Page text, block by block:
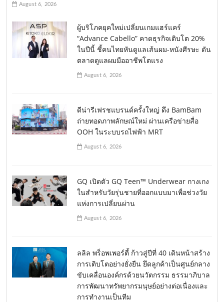
August 6, 2026
ผู้บริโภคยุคใหม่เปลี่ยนเกมแฮร์แคร์
“Advance Cabello” คาดธุรกิจเติบโต 20%
ในปีนี้ ชี้คนไทยหันดูแลเส้นผม-หนังศีรษะ ดัน
ตลาดดูแลผมมืออาชีพโตแรง
August 6, 2026
ดีน่ารีเฟรชแบรนด์ครั้งใหญ่ ดึง BamBam
ถ่ายทอดภาพลักษณ์ใหม่ ผ่านเครือข่ายสื่อ
OOH ในระบบรถไฟฟ้า MRT
August 6, 2026
GQ เปิดตัว GQ Teen™ Underwear กางเกง
ในสำหรับวัยรุ่นชายที่ออกแบบมาเพื่อช่วงวัย
แห่งการเปลี่ยนผ่าน
August 6, 2026
ลลิล พร็อพเพอร์ตี้ ก้าวสู่ปีที่ 40 เดินหน้าสร้าง
การเติบโตอย่างยั่งยืน ยึดลูกค้าเป็นศูนย์กลาง
ขับเคลื่อนองค์กรด้วยนวัตกรรม ธรรมาภิบาล
การพัฒนาทรัพยากรมนุษย์อย่างต่อเนื่องและ
การทำงานเป็นทีม